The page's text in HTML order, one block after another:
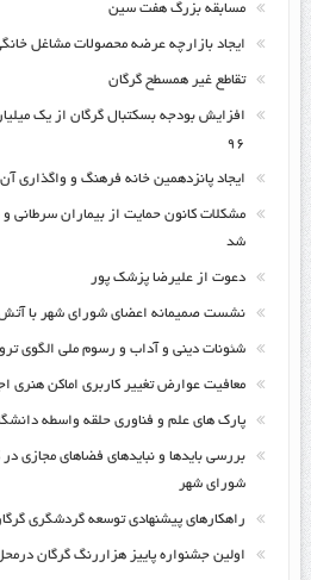
مسابقه بزرگ هفت سین
ایجاد بازارچه عرضه محصولات مشاغل
تقاطع غیر همسطح گرگان
افزایش بودجه بسکتبال گرگان از یک
۹۶
ایجاد پانزدهمین خانه فرهنگ و واگذاری
مشکلات کانون حمایت از بیماران سرطانی
شد
دعوت از علیرضا پزشک پور
نشست صمیمانه اعضای شورای شهر با آتش
شئونات دینی و آداب و رسوم ملی الگوی
معافیت عوارض تغییر کاربری اماکن هنری
پارک های علم و فناوری حلقه واسطه
بررسی بایدها و نبایدهای فضاهای مجازی
شورای شهر
راهکارهای پیشنهادی توسعه گردشگری
اولین جشنواره پاییز هزاررنگ گرگان